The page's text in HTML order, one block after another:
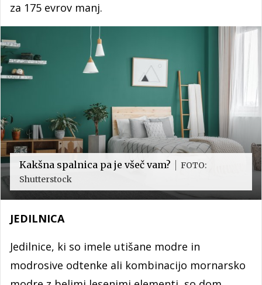
za 175 evrov manj.
Kakšna spalnica pa je všeč vam?
FOTO:
Shutterstock
JEDILNICA
Jedilnice, ki so imele utišane modre in
modrosive odtenke ali kombinacijo mornarsko